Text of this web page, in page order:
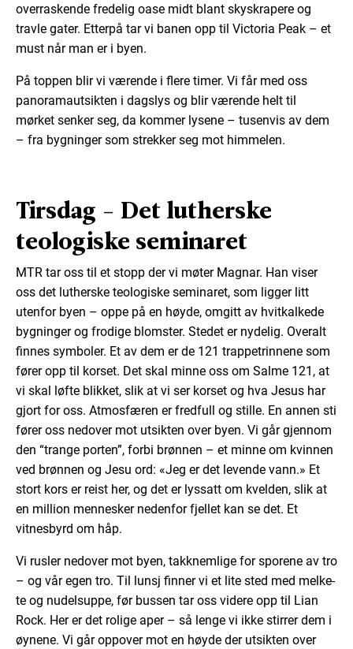
overraskende fredelig oase midt blant skyskrapere og
travle gater. Etterpå tar vi banen opp til Victoria Peak – et
must når man er i byen.
På toppen blir vi værende i flere timer. Vi får med oss
panoramautsikten i dagslys og blir værende helt til
mørket senker seg, da kommer lysene – tusenvis av dem
– fra bygninger som strekker seg mot himmelen.
Tirsdag - Det lutherske
teologiske seminaret
MTR tar oss til et stopp der vi møter Magnar. Han viser
oss det lutherske teologiske seminaret, som ligger litt
utenfor byen – oppe på en høyde, omgitt av hvitkalkede
bygninger og frodige blomster. Stedet er nydelig. Overalt
finnes symboler. Et av dem er de 121 trappetrinnene som
fører opp til korset. Det skal minne oss om Salme 121, at
vi skal løfte blikket, slik at vi ser korset og hva Jesus har
gjort for oss. Atmosfæren er fredfull og stille. En annen sti
fører oss nedover mot utsikten over byen. Vi går gjennom
den “trange porten”, forbi brønnen – et minne om kvinnen
ved brønnen og Jesu ord: «Jeg er det levende vann.» Et
stort kors er reist her, og det er lyssatt om kvelden, slik at
en million mennesker nedenfor fjellet kan se det. Et
vitnesbyrd om håp.
Vi rusler nedover mot byen, takknemlige for sporene av tro
– og vår egen tro. Til lunsj finner vi et lite sted med melke-
te og nudelsuppe, før bussen tar oss videre opp til Lian
Rock. Her er det rolige aper – så lenge vi ikke stirrer dem i
øynene. Vi går oppover mot en høyde der utsikten over